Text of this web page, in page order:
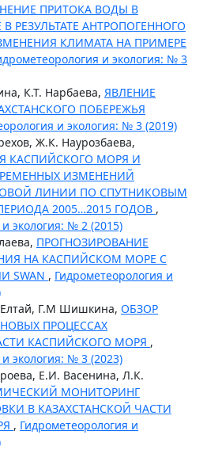
ПРИТОКА ВОДЫ В
РЕЗУЛЬТАТЕ АНТРОПОГЕННОГО
КЛИМАТА НА ПРИМЕРЕ
и экология: № 3
К.Т. Нарбаева, ЯВЛЕНИЕ
ПОБЕРЕЖЬЯ
и экология: № 3 (2019)
Ж.К. Наурозбаева,
КАСПИЙСКОГО МОРЯ И
ИЗМЕНЕНИЙ
ЛИНИИ ПО СПУТНИКОВЫМ
2005…2015 ГОДОВ ,
экология: № 2 (2015)
ПРОГНОЗИРОВАНИЕ
НА КАСПИЙСКОМ МОРЕ С
, Гидрометеорология и
Елтай, Г.М Шишкина, ОБЗОР
ПРОЦЕССАХ
КАСПИЙСКОГО МОРЯ ,
экология: № 3 (2023)
Е.И. Васенина, Л.К.
МОНИТОРИНГ
В КАЗАХСТАНСКОЙ ЧАСТИ
, Гидрометеорология и